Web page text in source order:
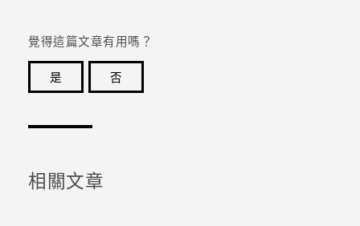
覺得這篇文章有用嗎？
是
否
相關文章